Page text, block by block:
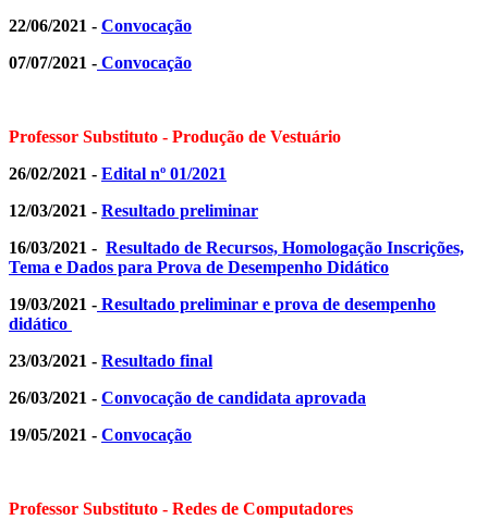
22/06/2021 - Convocação
07/07/2021 - Convocação
Professor Substituto - Produção de Vestuário
26/02/2021 - Edital nº 01/2021
12/03/2021 - Resultado preliminar
16/03/2021 - Resultado de Recursos, Homologação Inscrições,
Tema e Dados para Prova de Desempenho Didático
19/03/2021 - Resultado preliminar e prova de desempenho
didático
23/03/2021 - Resultado final
26/03/2021 - Convocação de candidata aprovada
19/05/2021 - Convocação
Professor Substituto - Redes de Computadores